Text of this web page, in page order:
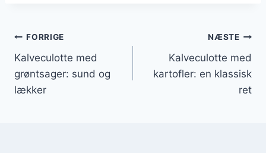
Indlægsnavigation
FORRIGE
Kalveculotte med
grøntsager: sund og
lækker
NÆSTE
Kalveculotte med
kartofler: en klassisk
ret